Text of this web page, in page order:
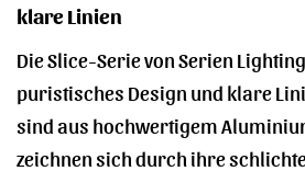
klare Linien
Die Slice-Serie von Serien
puristisches Design und klare
sind aus hochwertigem
zeichnen sich durch ihre